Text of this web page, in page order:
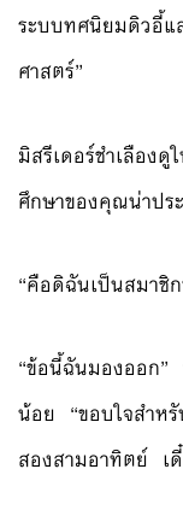
ระบบทศนิยมดิวอี้แ
ศาสตร์”
มิสรีเดอร์ชำเลือง
ศึกษาของคุณน่าปร
“คือดิฉันเป็นสมาชิ
“ข้อนี้ฉันมองออก”
น้อย “ขอบใจสำหรั
สองสามอาทิตย์ เ